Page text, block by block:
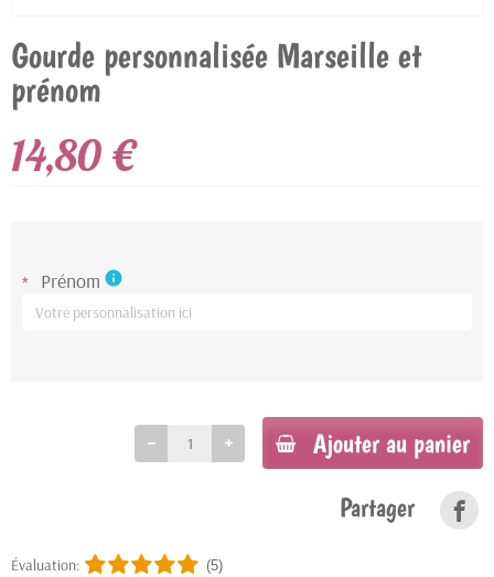
Gourde personnalisée Marseille et
prénom
14,80 €
* Prénom info
Ajouter au panier
Partager
Évaluation: (5)